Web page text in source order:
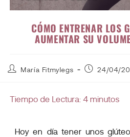
CÓMO ENTRENAR LOS
AUMENTAR SU
María Fitmylegs 24/04/
Tiempo de Lectura: 4 minutos
Hoy en día tener unos